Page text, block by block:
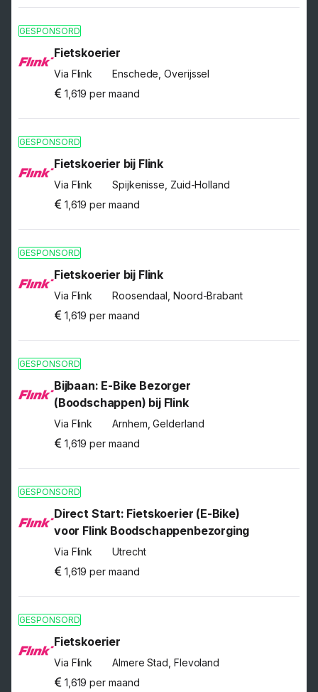
GESPONSORD
Fietskoerier
Via Flink
Enschede, Overijssel
1,619 per maand
GESPONSORD
Fietskoerier bij Flink
Via Flink
Spijkenisse, Zuid-Holland
1,619 per maand
GESPONSORD
Fietskoerier bij Flink
Via Flink
Roosendaal, Noord-Brabant
1,619 per maand
GESPONSORD
Bijbaan: E-Bike Bezorger
(Boodschappen) bij Flink
Via Flink
Arnhem, Gelderland
1,619 per maand
GESPONSORD
Direct Start: Fietskoerier (E-Bike)
voor Flink Boodschappenbezorging
Via Flink
Utrecht
1,619 per maand
GESPONSORD
Fietskoerier
Via Flink
Almere Stad, Flevoland
1,619 per maand